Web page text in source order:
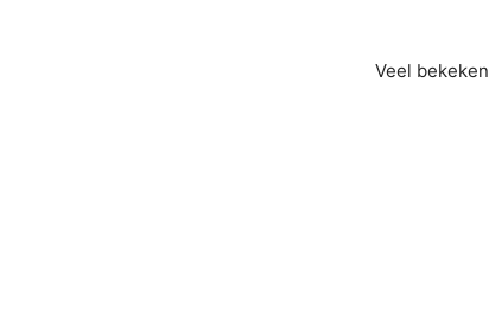
Veel bekeken